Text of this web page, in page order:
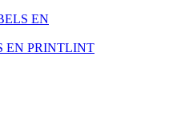
EN
EN PRINTLINT